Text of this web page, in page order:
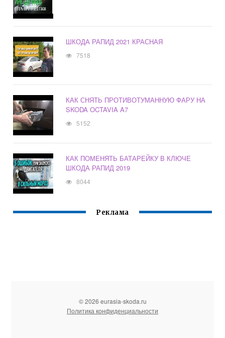
ШКОДА РАПИД 2021 КРАСНАЯ
7518
КАК СНЯТЬ ПРОТИВОТУМАННУЮ ФАРУ НА
SKODA OCTAVIA A7
5152
КАК ПОМЕНЯТЬ БАТАРЕЙКУ В КЛЮЧЕ
ШКОДА РАПИД 2019
8044
Реклама
© 2026 eurasia-skoda.ru
Политика конфиденциальности